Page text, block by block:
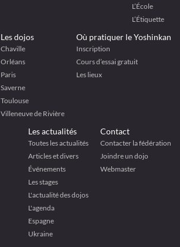
L’École
L’Étiquette
Les dojos
Chaville
Orléans
Paris
Saverne
Toulouse
Villeneuve de Rivière
Où pratiquer le Yoshinkan
Inscription
Cours d’essai gratuit
Les lieux
Les actualités
Toutes les actualités
Articles et divers
Événements
Les stages
L'actualité des dojos
L'agenda
Espagne
Ukraine
Contact
Contacter la fédération
Joindre un dojo
Webmaster